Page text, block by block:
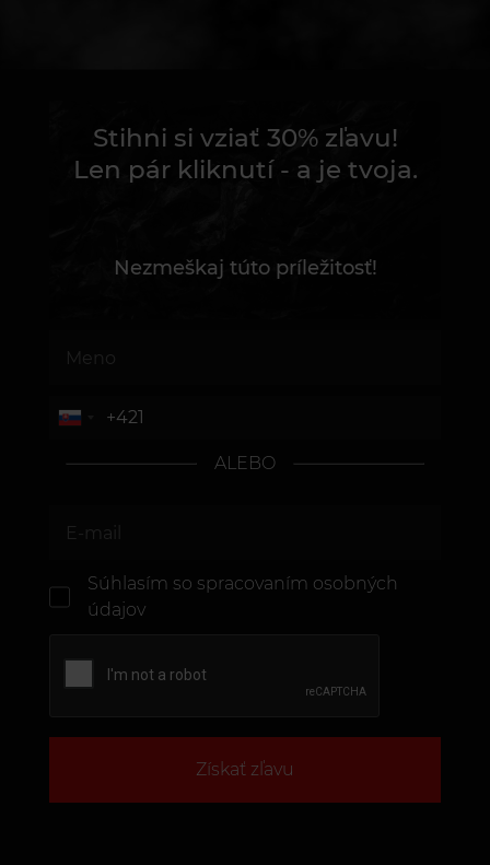
Stihni si vziať 30% zľavu!
Len pár kliknutí - a je tvoja.
Nezmeškaj túto príležitosť!
ALEBO
Súhlasím so spracovaním osobných
údajov
Získať zľavu